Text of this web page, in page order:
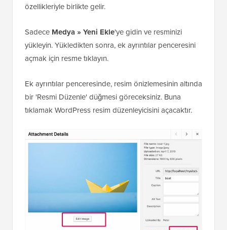
özellikleriyle birlikte gelir.
Sadece Medya » Yeni Ekle'ye gidin ve resminizi
yükleyin. Yükledikten sonra, ek ayrıntılar penceresini
açmak için resme tıklayın.
Ek ayrıntılar penceresinde, resim önizlemesinin altında
bir 'Resmi Düzenle' düğmesi göreceksiniz. Buna
tıklamak WordPress resim düzenleyicisini açacaktır.